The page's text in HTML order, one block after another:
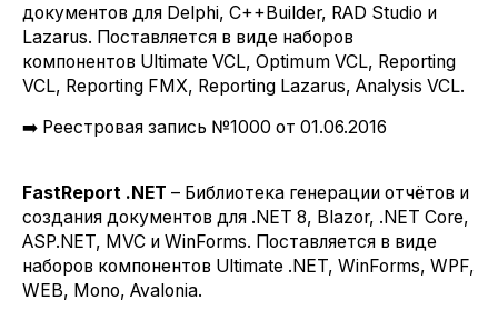
документов для Delphi, C++Builder, RAD Studio и
Lazarus. Поставляется в виде наборов
компонентов Ultimate VCL, Optimum VCL, Reporting
VCL, Reporting FMX, Reporting Lazarus, Analysis VCL.
➡️ Реестровая запись №1000 от 01.06.2016
FastReport .NET – Библиотека генерации отчётов и
создания документов для .NET 8, Blazor, .NET Core,
ASP.NET, MVC и WinForms. Поставляется в виде
наборов компонентов Ultimate .NET, WinForms, WPF,
WEB, Mono, Avalonia.